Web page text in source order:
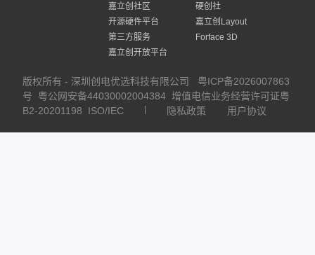
嘉立创社区
硬创社
开源硬件平台
嘉立创Layout
第三方服务
Forface 3D
嘉立创开放平台
版权所有 - 深圳创电优选科技有限公司
粤ICP备2026007863
号
粤公网安备44030002004384 增值电信业务经营许可证粤
B2-20201198
ISO/IEC 隐私政策 用户协议